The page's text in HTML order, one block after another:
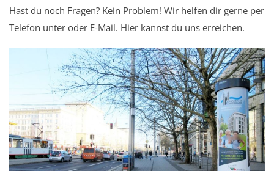
Hast du noch Fragen? Kein Problem! Wir helfen dir gerne per
Telefon unter oder E-Mail. Hier kannst du uns erreichen.